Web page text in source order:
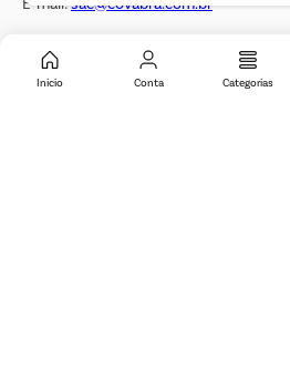
Inicio Conta Categorias
Outros Contatos